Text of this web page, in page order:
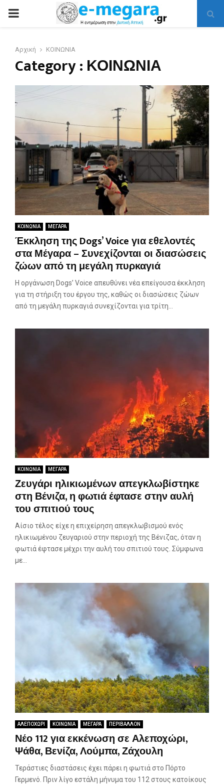
PRIMARY
Αρχική ΚΟΙΝΩΝΙΑ
Category : ΚΟΙΝΩΝΙΑ
ΚΟΙΝΩΝΙΑ ΜΕΓΑΡΑ
Έκκληση της Dogs’ Voice για εθελοντές
στα Μέγαρα – Συνεχίζονται οι διασώσεις
ζώων από τη μεγάλη πυρκαγιά
Η οργάνωση Dogs’ Voice απευθύνει νέα επείγουσα έκκληση
για τη στήριξη του έργου της, καθώς οι διασώσεις ζώων
από τη μεγάλη πυρκαγιά συνεχίζονται για τρίτη...
ΚΟΙΝΩΝΙΑ ΜΕΓΑΡΑ
Ζευγάρι ηλικιωμένων απεγκλωβίστηκε
στη Βένιζα, η φωτιά έφτασε στην αυλή
του σπιτιού τους
Αίσιο τέλος είχε η επιχείρηση απεγκλωβισμού ενός
ηλικιωμένου ζευγαριού στην περιοχή της Βένιζας, όταν η
φωτιά έφτασε μέχρι την αυλή του σπιτιού τους. Σύμφωνα
με...
ΑΛΕΠΟΧΩΡΙ ΚΟΙΝΩΝΙΑ ΜΕΓΑΡΑ ΠΕΡΙΒΑΛΛΟΝ
Νέο 112 για εκκένωση σε Αλεποχώρι,
Ψάθα, Βενίζα, Λούμπα, Ζάχουλη
Τεράστιες διαστάσεις έχει πάρει η φωτιά στο Πόρτο
Γερμενό. Πριν λίγο εστάλη μήνυμα του 112 στους κατοίκους